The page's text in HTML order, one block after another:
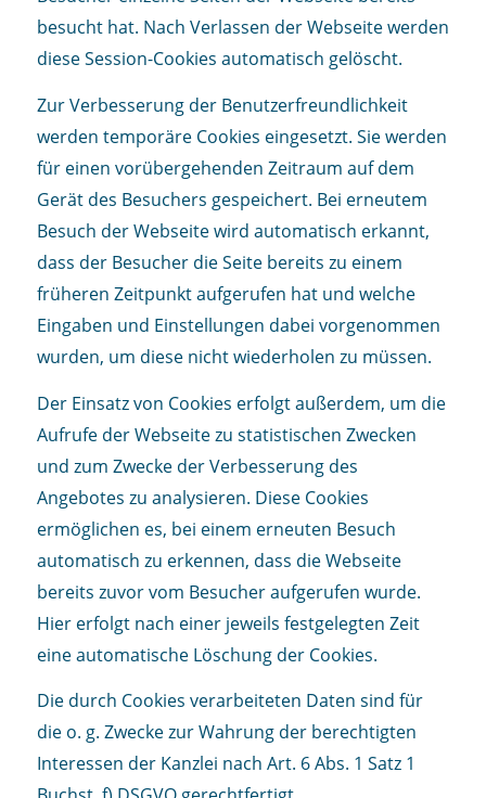
besucht hat. Nach Verlassen der Webseite werden
diese Session-Cookies automatisch gelöscht.
Zur Verbesserung der Benutzerfreundlichkeit
werden temporäre Cookies eingesetzt. Sie werden
für einen vorübergehenden Zeitraum auf dem
Gerät des Besuchers gespeichert. Bei erneutem
Besuch der Webseite wird automatisch erkannt,
dass der Besucher die Seite bereits zu einem
früheren Zeitpunkt aufgerufen hat und welche
Eingaben und Einstellungen dabei vorgenommen
wurden, um diese nicht wiederholen zu müssen.
Der Einsatz von Cookies erfolgt außerdem, um die
Aufrufe der Webseite zu statistischen Zwecken
und zum Zwecke der Verbesserung des
Angebotes zu analysieren. Diese Cookies
ermöglichen es, bei einem erneuten Besuch
automatisch zu erkennen, dass die Webseite
bereits zuvor vom Besucher aufgerufen wurde.
Hier erfolgt nach einer jeweils festgelegten Zeit
eine automatische Löschung der Cookies.
Die durch Cookies verarbeiteten Daten sind für
die o. g. Zwecke zur Wahrung der berechtigten
Interessen der Kanzlei nach Art. 6 Abs. 1 Satz 1